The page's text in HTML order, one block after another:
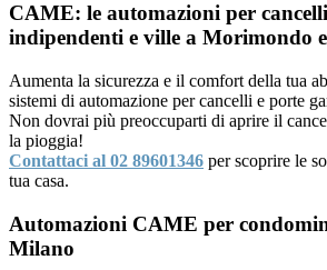
CAME: le automazioni per
indipendenti e ville a Morimondo
Aumenta la sicurezza e il comfort della tua
sistemi di automazione per cancelli e porte
Non dovrai più preoccuparti di aprire il
la pioggia!
Contattaci al 02 89601346 per scoprire le
tua casa.
Automazioni CAME per
Milano